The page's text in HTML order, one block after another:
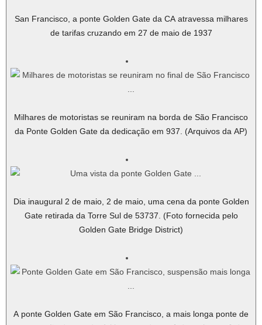
San Francisco, a ponte Golden Gate da CA atravessa milhares
de tarifas cruzando em 27 de maio de 1937
Milhares de motoristas se reuniram na borda de São Francisco
da Ponte Golden Gate da dedicação em 937. (Arquivos da AP)
Dia inaugural 2 de maio, 2 de maio, uma cena da ponte Golden
Gate retirada da Torre Sul de 53737. (Foto fornecida pelo
Golden Gate Bridge District)
A ponte Golden Gate em São Francisco, a mais longa ponte de